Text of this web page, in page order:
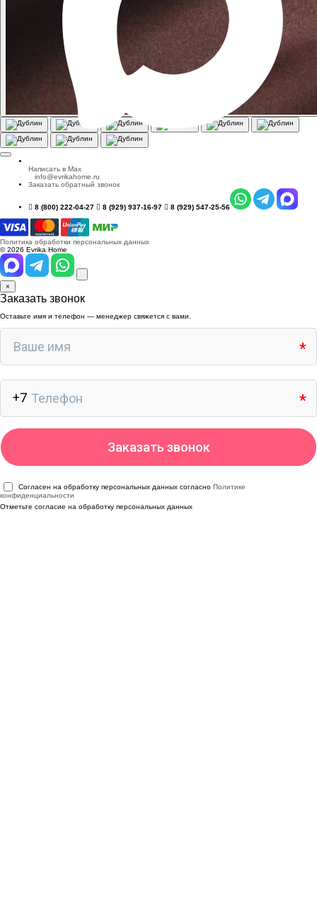
Написать в Max
info@evrikahome.ru
Заказать обратный звонок
8 (800) 222-04-27 8 (929) 937-16-97 8 (929) 547-25-56
Политика обработки персональных данных
© 2026 Evrika Home
×
Заказать звонок
Оставьте имя и телефон — менеджер свяжется с вами.
Согласен на обработку персональных данных согласно Политике
конфиденциальности
Отметьте согласие на обработку персональных данных